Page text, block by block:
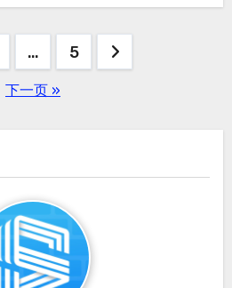
… 5
下一页 »